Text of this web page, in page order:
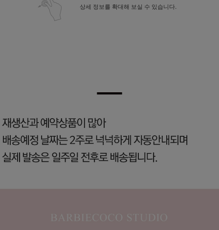
상세 정보를 확대해 보실 수 있습니다.